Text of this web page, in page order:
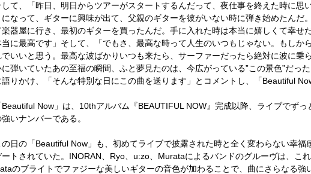
て、「昨日、明日からツアーがスタートするんだって、夜仕事を終えた時に思
になって、ギターに興味が出て、父親のギターを彼がいない時に弾き始めたん
器屋に行き、最初のギターを買ったんだ。手に入れた時は本当に嬉しくて幸せ
当に最高です」そして、「でもさ、最高な時って人生のいつもじゃない。もしか
でいいと思う。最高な波ばかりいつも来たら、サーファーだったら絶対に波に
弾いていたあの至福の瞬間、ふと夢見たのは、今広がっている”この景色”だっ
りかけ、「そんな特別な日にこの曲を送ります」とコメントし、「Beautiful
Now」は、10thアルバム『BEAUTIFUL NOW』完成以降、ライブでず
いナンバーである。
日の「Beautiful Now」も、初めてライブで披露された時と全く変わらない幸福
ートされていた。INORAN、Ryo、u:zo、Murataによるバンドのグルーヴは、こ
のブライトでファジーな美しいギターの音色が加わることで、曲にさらなる強